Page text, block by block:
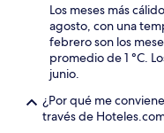
Los meses más
agosto, con una
febrero son los
promedio de 1 °C.
junio.
¿Por qué me
través de